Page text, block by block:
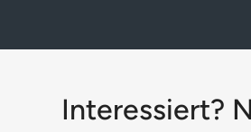
Interessiert?